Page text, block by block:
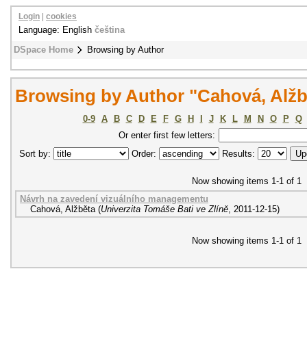
DSpace Home Browsing by Author
Login cookies
Language: English čeština
Browsing by Author "Cahová,
0-9 A B C D E F G H J K L M N O P
Q
Or enter first few letters:
Sort by:
Order: Results:
Now showing items 1-1 of 1
Návrh na zavedení vizuálního managementu
Cahová, Alžběta (Univerzita Tomáše Bati ve Zlíně, 2011-12-15)
Now showing items 1-1 of 1